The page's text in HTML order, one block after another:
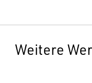
Weitere